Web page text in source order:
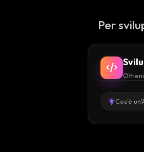
Per
Cos'è